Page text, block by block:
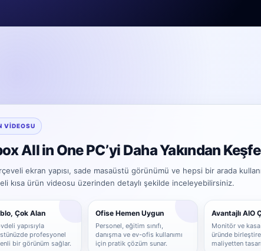
VIDEOSU
All in One PC’yi Daha Yakından
ekran yapısı, sade masaüstü görünümü ve hepsi bir arada
kısa ürün videosu üzerinden detaylı şekilde inceleyebilirsiniz.
Çok Alan
yapısıyla
profesyonel
bir görünüm sağlar.
Ofise Hemen Uygun
Personel, eğitim sınıfı,
danışma ve ev-ofis kullanımı
için pratik çözüm sunar.
Avantajlı AIO
Monitör ve kasa
üründe
maliyetten